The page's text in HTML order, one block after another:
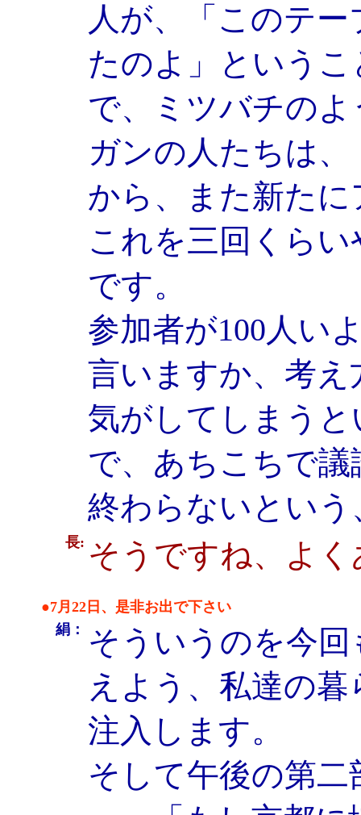
人が、「このテ
たのよ」という
で、ミツバチの
ガンの人たちは
から、また新た
これを三回くら
です。
参加者が100人い
言いますか、考
気がしてしまう
で、あちこちで
終わらないとい
長: そうですね、よ
●7月22日、是非お出で下さい
絹：
そういうのを今
えよう、私達の
注入します。
そして午後の第